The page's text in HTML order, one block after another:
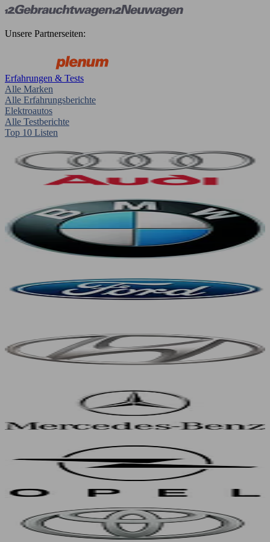
Unsere Partnerseiten:
Erfahrungen & Tests
Alle Marken
Alle Erfahrungsberichte
Elektroautos
Alle Testberichte
Top 10 Listen